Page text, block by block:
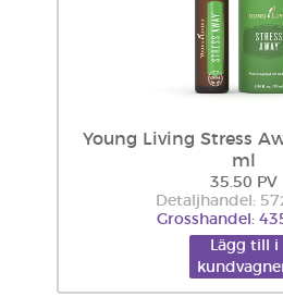
Young Living Stress
ml
35.50 PV
Detaljhandel:
Grosshandel:
Lägg till i